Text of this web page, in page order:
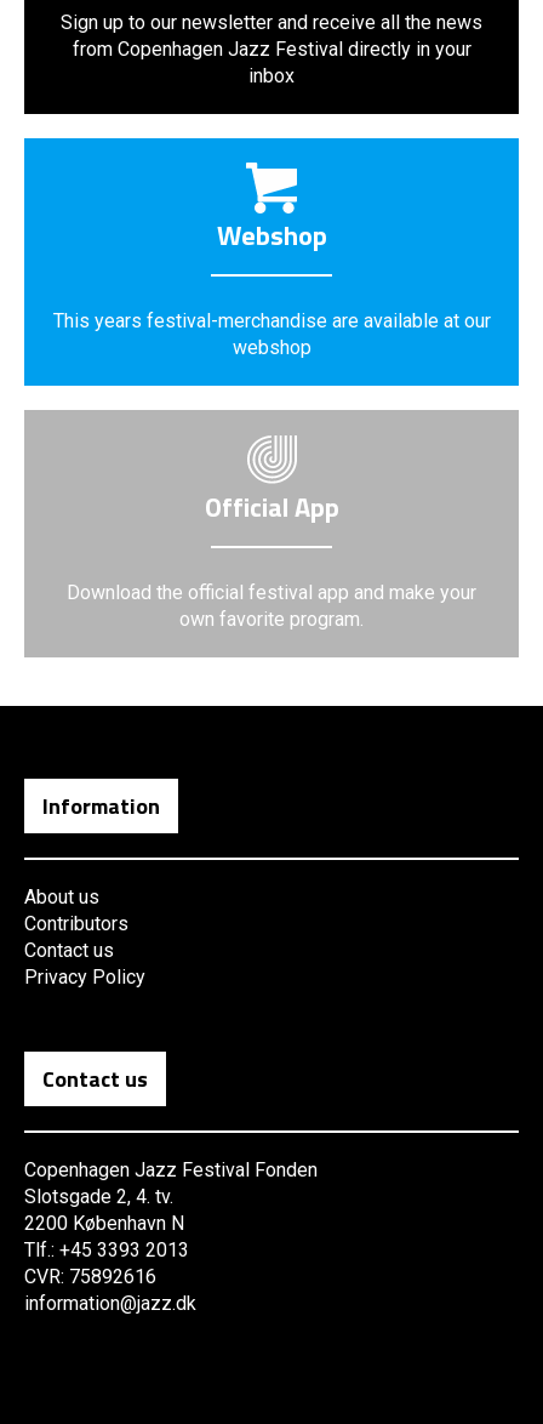
Sign up to our newsletter and receive all the news
from Copenhagen Jazz Festival directly in your
inbox
Webshop
This years festival-merchandise are available at our
webshop
Official App
Download the official festival app and make your
own favorite program.
Information
About us
Contributors
Contact us
Privacy Policy
Contact us
Copenhagen Jazz Festival Fonden
Slotsgade 2, 4. tv.
2200 København N
Tlf.: +45 3393 2013
CVR: 75892616
information@jazz.dk